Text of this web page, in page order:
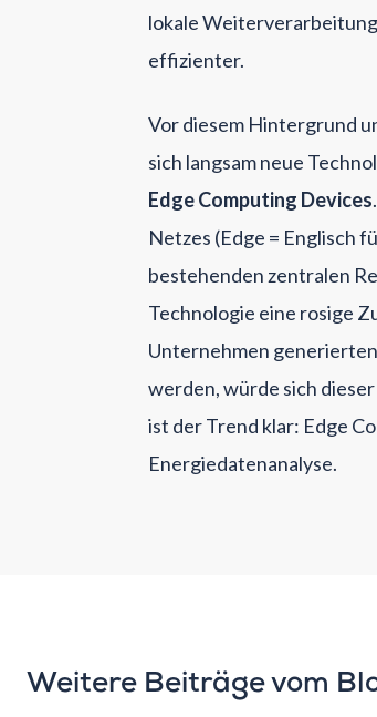
lokale
effizienter.
Vor diesem Hintergrund
sich langsam neue
Edge Computing Devices
Netzes (Edge = Englisch
bestehenden zentralen
Technologie eine rosige
Unternehmen
werden, würde sich
ist der Trend klar: Edge
Energiedatenanalyse.
Weitere Beiträge vom